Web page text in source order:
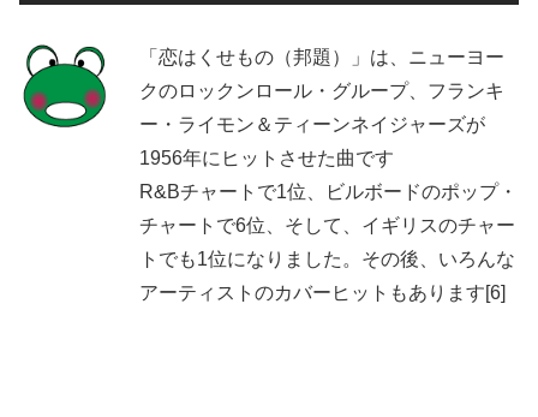
「恋はくせもの（邦題）」は、ニューヨー
クのロックンロール・グループ、フランキ
ー・ライモン＆ティーンネイジャーズが
1956年にヒットさせた曲です
R&Bチャートで1位、ビルボードのポップ・
チャートで6位、そして、イギリスのチャー
トでも1位になりました。その後、いろんな
アーティストのカバーヒットもあります[6]